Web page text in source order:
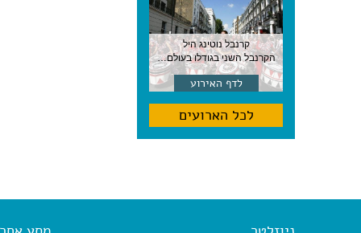
קרנבל נוטינג היל
הקרנבל השני בגודלו בעולם, עם מוזיקה, תהלוכות ותחפושות. לונדון
לדף האירוע
לכל הארועים